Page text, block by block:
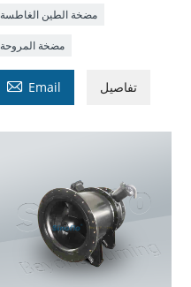
مضخة الطين الغاطسة
مضخة المروحة
 Email تفاصيل